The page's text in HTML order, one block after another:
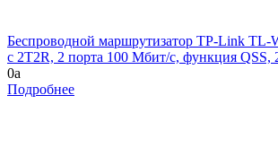
Беспроводной маршрутизатор TP-Link
с 2T2R, 2 порта 100 Мбит/с, функция QSS,
0a
Подробнее